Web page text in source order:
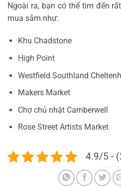
Ngoài ra, bạn có thể tìm đến
mua sắm như:
Khu Chadstone
High Point
Westfield Southland
Makers Market
Chợ chủ nhật Camberwell
Rose Street Artists Market
4.9/5 -